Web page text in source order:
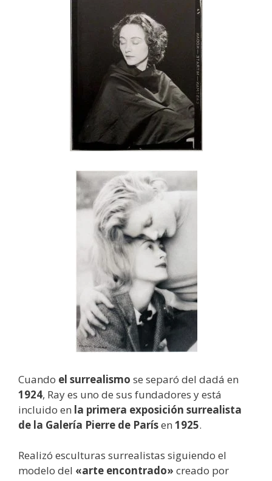
Cuando el surrealismo se separó del dadá en
1924, Ray es uno de sus fundadores y está
incluido en la primera exposición surrealista
de la Galería Pierre de Parísen 1925.
Realizó esculturas surrealistas siguiendo el
modelo del «arte encontrado» creado por